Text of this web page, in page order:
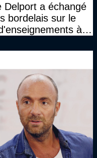
Delport a échangé
bordelais sur le
à la